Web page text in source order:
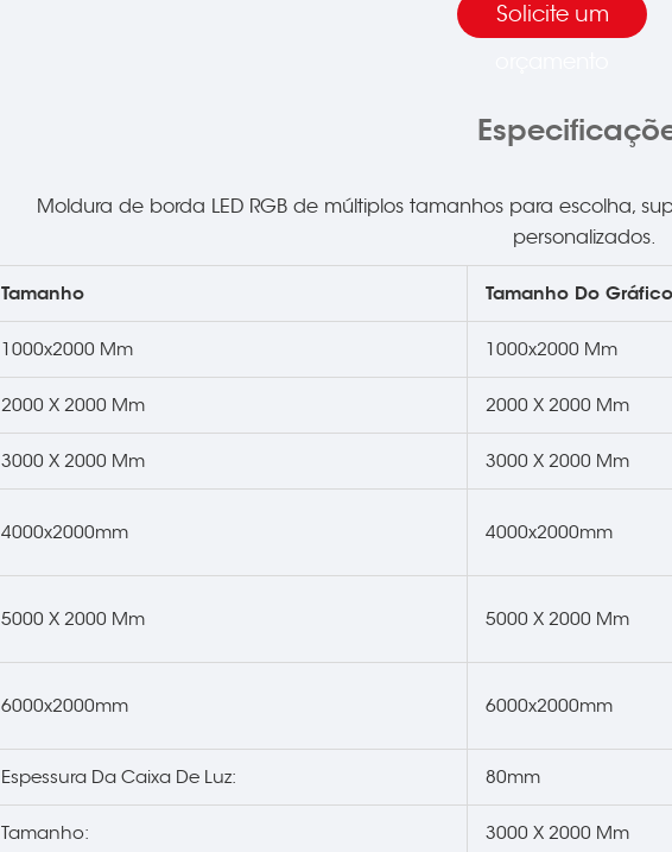
Solicite um
Moldura de borda LED RGB de múltiplos tamanhos para escolha,
personalizados.
Tamanho Tamanho Do Gráfico
1000x2000 Mm 1000x2000 Mm
2000 X 2000 Mm 2000 X 2000 Mm
3000 X 2000 Mm 3000 X 2000 Mm
4000x2000mm 4000x2000mm
5000 X 2000 Mm 5000 X 2000 Mm
6000x2000mm 6000x2000mm
Espessura Da Caixa De Luz: 80mm
Tamanho: 3000 X 2000 Mm